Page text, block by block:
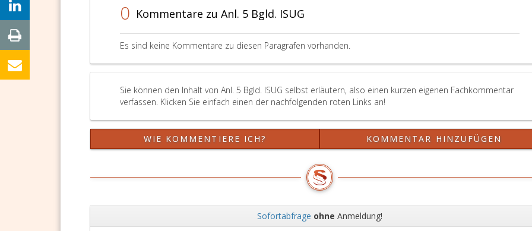
0 Kommentare zu Anl. 5 Bgld. ISUG
Es sind keine Kommentare zu diesen Paragrafen vorhanden.
Sie können den Inhalt von Anl. 5 Bgld. ISUG selbst erläutern, also einen kurzen eigenen Fachkommentar
verfassen. Klicken Sie einfach einen der nachfolgenden roten Links an!
WIE KOMMENTIERE ICH? KOMMENTAR HINZUFÜGEN
Sofortabfrage ohne Anmeldung!